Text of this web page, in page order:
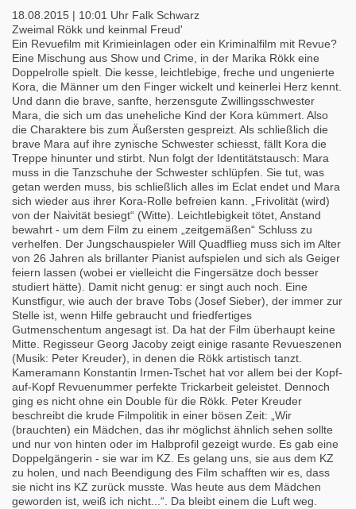
18.08.2015 | 10:01 Uhr Falk Schwarz
Zweimal Rökk und keinmal Freud'
Ein Revuefilm mit Krimieinlagen oder ein Kriminalfilm mit Revue?
Eine Mischung aus Show und Crime, in der Marika Rökk eine
Doppelrolle spielt. Die kesse, leichtlebige, freche und ungenierte
Kora, die Männer um den Finger wickelt und keinerlei Herz kennt.
Und dann die brave, sanfte, herzensgute Zwillingsschwester
Mara, die sich um das uneheliche Kind der Kora kümmert. Also
die Charaktere bis zum Äußersten gespreizt. Als schließlich die
brave Mara auf ihre zynische Schwester schiesst, fällt Kora die
Treppe hinunter und stirbt. Nun folgt der Identitätstausch: Mara
muss in die Tanzschuhe der Schwester schlüpfen. Sie tut, was
getan werden muss, bis schließlich alles im Eclat endet und Mara
sich wieder aus ihrer Kora-Rolle befreien kann. „Frivolität (wird)
von der Naivität besiegt“ (Witte). Leichtlebigkeit tötet, Anstand
bewahrt - um dem Film zu einem „zeitgemäßen“ Schluss zu
verhelfen. Der Jungschauspieler Will Quadflieg muss sich im Alter
von 26 Jahren als brillanter Pianist aufspielen und sich als Geiger
feiern lassen (wobei er vielleicht die Fingersätze doch besser
studiert hätte). Damit nicht genug: er singt auch noch. Eine
Kunstfigur, wie auch der brave Tobs (Josef Sieber), der immer zur
Stelle ist, wenn Hilfe gebraucht und friedfertiges
Gutmenschentum angesagt ist. Da hat der Film überhaupt keine
Mitte. Regisseur Georg Jacoby zeigt einige rasante Revueszenen
(Musik: Peter Kreuder), in denen die Rökk artistisch tanzt.
Kameramann Konstantin Irmen-Tschet hat vor allem bei der Kopf-
auf-Kopf Revuenummer perfekte Trickarbeit geleistet. Dennoch
ging es nicht ohne ein Double für die Rökk. Peter Kreuder
beschreibt die krude Filmpolitik in einer bösen Zeit: „Wir
(brauchten) ein Mädchen, das ihr möglichst ähnlich sehen sollte
und nur von hinten oder im Halbprofil gezeigt wurde. Es gab eine
Doppelgängerin - sie war im KZ. Es gelang uns, sie aus dem KZ
zu holen, und nach Beendigung des Film schafften wir es, dass
sie nicht ins KZ zurück musste. Was heute aus dem Mädchen
geworden ist, weiß ich nicht...“. Da bleibt einem die Luft weg.